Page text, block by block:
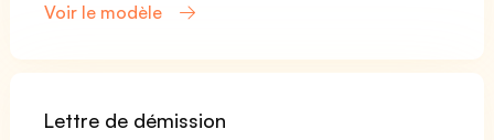
Voir le modèle
Lettre de démission